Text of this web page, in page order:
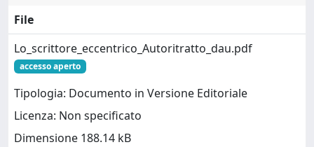
File
Lo_scrittore_eccentrico_Autoritratto_dau.pdf
accesso aperto
Tipologia: Documento in Versione Editoriale
Licenza: Non specificato
Dimensione 188.14 kB